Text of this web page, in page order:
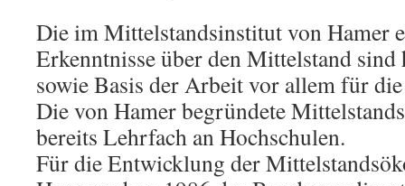
Die im Mittelstandsinstitut von Hamer
Erkenntnisse über den Mittelstand
sowie Basis der Arbeit vor allem für
Die von Hamer begründete
bereits Lehrfach an Hochschulen.
Für die Entwicklung der